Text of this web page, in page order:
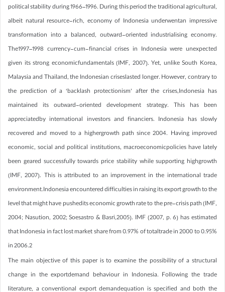
political stability during 1966–1996. During this period the traditional agricultural,
albeit natural resource-rich, economy of Indonesia underwentan impressive
transformation into a balanced, outward-oriented industrialising economy.
The1997–1998 currency-cum-financial crises in Indonesia were unexpected
given its strong economicfundamentals (IMF, 2007). Yet, unlike South Korea,
Malaysia and Thailand, the Indonesian criseslasted longer. However, contrary to
the prediction of a ‘backlash protectionism’ after the crises,Indonesia has
maintained its outward-oriented development strategy. This has been
appreciatedby international investors and financiers. Indonesia has slowly
recovered and moved to a highergrowth path since 2004. Having improved
economic, social and political institutions, macroeconomicpolicies have lately
been geared successfully towards price stability while supporting highgrowth
(IMF, 2007). This is attributed to an improvement in the international trade
environment.Indonesia encountered difficulties in raising its export growth to the
level that might have pushedits economic growth rate to the pre-crisis path (IMF,
2004; Nasution, 2002; Soesastro & Basri,2005). IMF (2007, p. 6) has estimated
that Indonesia in fact lost market share from 0.97% of totaltrade in 2000 to 0.95%
in 2006.2
The main objective of this paper is to examine the possibility of a structural
change in the exportdemand behaviour in Indonesia. Following the trade
literature, a conventional export demandequation is specified and both the